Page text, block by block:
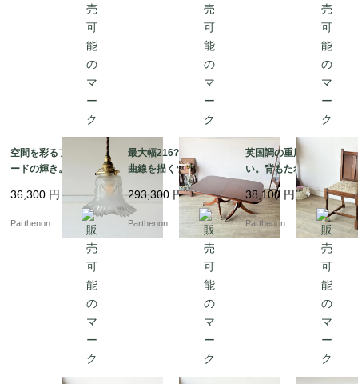
空間を彩るフリルシェ
ードの輝き。優美なガ
ーランド装飾が浮かび
上がるフロストガラ
ス・ペンダントランプ
36,300 円
Parthenon
最大幅216?p！優美な
曲線を描くツインペデ
スタル脚とオーバル型
の伸長式ダイニングテ
ーブル【t327】
293,300 円
Parthenon
英国調の重厚な佇ま
い。背もたれの彫刻が
美しいオーク材ダイニ
ングチェア【2230】
38,100 円
Parthenon